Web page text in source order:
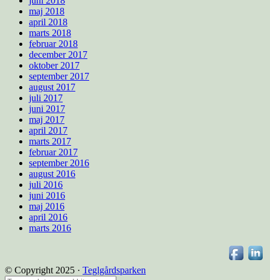
maj 2018
april 2018
marts 2018
februar 2018
december 2017
oktober 2017
september 2017
august 2017
juli 2017
juni 2017
maj 2017
april 2017
marts 2017
februar 2017
september 2016
august 2016
juli 2016
juni 2016
maj 2016
april 2016
marts 2016
© Copyright 2025 · Teglgårdsparken